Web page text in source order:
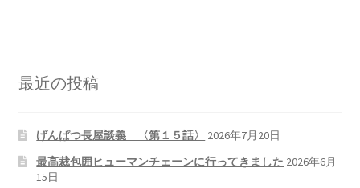
最近の投稿
げんぱつ長屋談義 〈第１５話〉
2026年7月20日
最高裁包囲ヒューマンチェーンに行ってきました 2026年6月
15日